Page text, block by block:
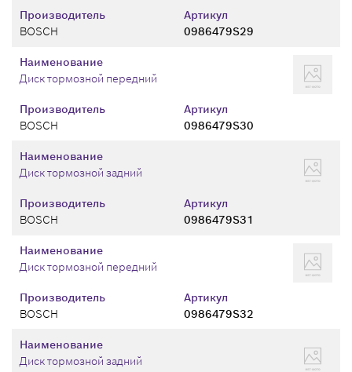
Производитель
BOSCH
Артикул
0986479S29
Производитель
BOSCH
Артикул
0986479S30
Наименование
Диск тормозной передний
Производитель
BOSCH
Артикул
0986479S31
Наименование
Диск тормозной задний
Производитель
BOSCH
Артикул
0986479S32
Наименование
Диск тормозной передний
Наименование
Диск тормозной задний